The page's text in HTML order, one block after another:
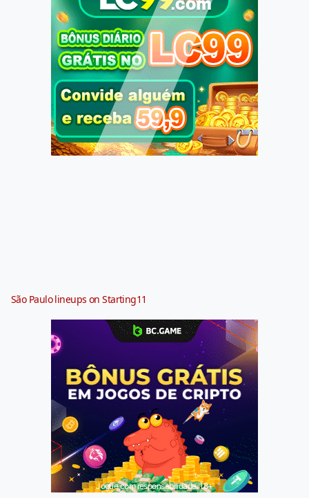
São Paulo lineups on Starting11
Jogue com responsabilidade. 18+